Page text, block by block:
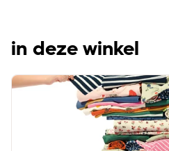
in deze winkel